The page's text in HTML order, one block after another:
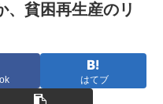
、貧困再生産のリ
はてブ